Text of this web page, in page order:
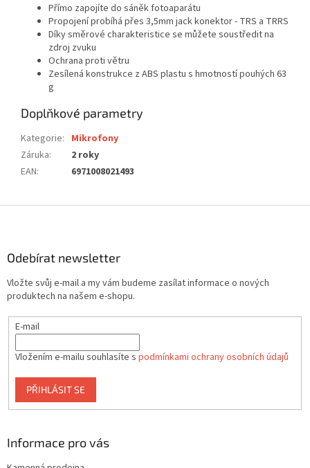
Přímo zapojíte do sáněk fotoaparátu
Propojení probíhá přes 3,5mm jack konektor - TRS a TRRS
Díky směrové charakteristice se můžete soustředit na
zdroj zvuku
Ochrana proti větru
Zesílená konstrukce z ABS plastu s hmotností pouhých 63
g
Doplňkové parametry
Kategorie: Mikrofony
Záruka:
2 roky
EAN: 6971008021493
Odebírat newsletter
Vložte svůj e-mail a my vám budeme zasílat informace o nových
produktech na našem e-shopu.
E-mail
Vložením e-mailu souhlasíte s podmínkami ochrany osobních údajů
PŘIHLÁSIT SE
Informace pro vás